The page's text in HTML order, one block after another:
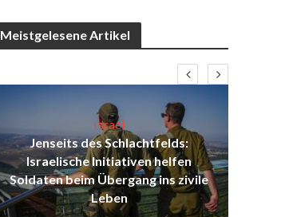
Meistgelesene Artikel
Israel
Jenseits des Schlachtfelds:
Israelische Initiativen helfen
Soldaten beim Übergang ins zivile
Leben